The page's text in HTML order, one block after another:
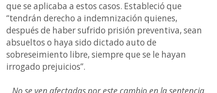
que se aplicaba a estos casos. Estableció que
“tendrán derecho a indemnización quienes,
después de haber sufrido prisión preventiva, sean
absueltos o haya sido dictado auto de
sobreseimiento libre, siempre que se le hayan
irrogado prejuicios”.